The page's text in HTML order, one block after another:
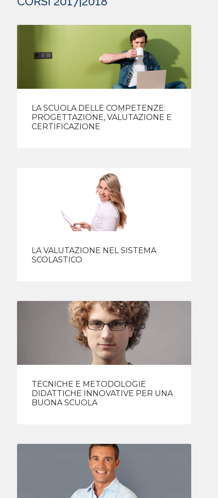
LA SCUOLA DELLE COMPETENZE:
PROGETTAZIONE, VALUTAZIONE E
CERTIFICAZIONE
LA VALUTAZIONE NEL SISTEMA
SCOLASTICO
TECNICHE E METODOLOGIE
DIDATTICHE INNOVATIVE PER UNA
BUONA SCUOLA